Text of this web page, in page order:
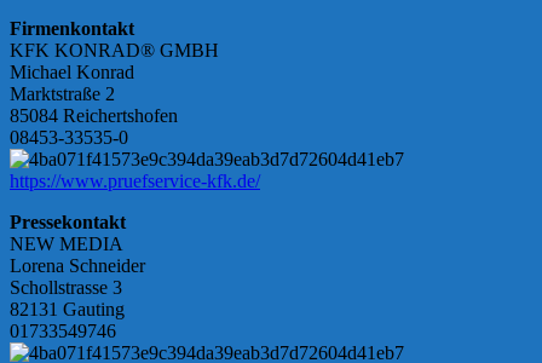
Firmenkontakt
KFK KONRAD® GMBH
Michael Konrad
Marktstraße 2
85084 Reichertshofen
08453-33535-0
https://www.pruefservice-kfk.de/
Pressekontakt
NEW MEDIA
Lorena Schneider
Schollstrasse 3
82131 Gauting
01733549746